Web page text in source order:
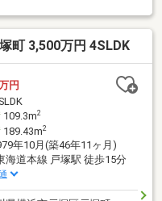
す♪各居室には収納スペー
屋をすっきりと整理整頓
落ち着いた住宅街で静か
町 3,500万円 4SLDK
円
109.3m2
189.43m2
年10月(築46年11ヶ月)
海道本線 戸塚駅 徒歩15分